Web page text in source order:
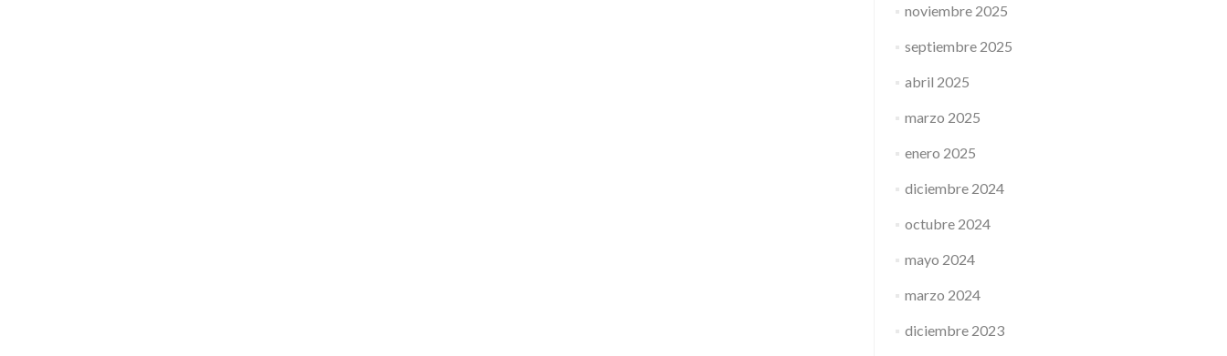
noviembre 2025
septiembre 2025
abril 2025
marzo 2025
enero 2025
diciembre 2024
octubre 2024
mayo 2024
marzo 2024
diciembre 2023